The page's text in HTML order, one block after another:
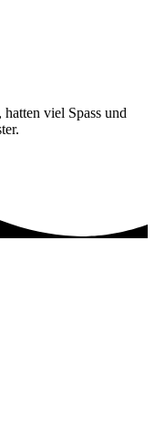
viel Spass und